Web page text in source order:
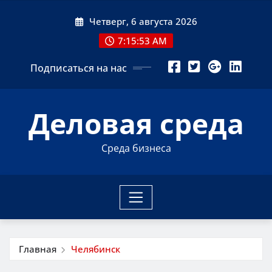
Четверг, 6 августа 2026
7:15:54 AM
Подписаться на нас
Деловая среда
Среда бизнеса
Главная Челябинск